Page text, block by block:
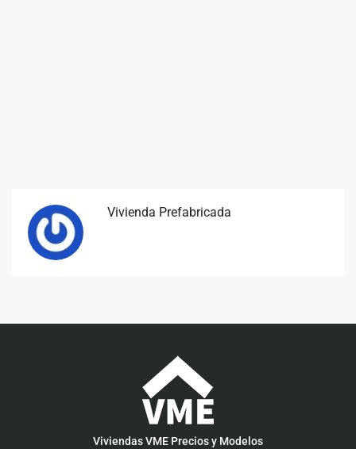
Vivienda Prefabricada
Viviendas VME Precios y Modelos